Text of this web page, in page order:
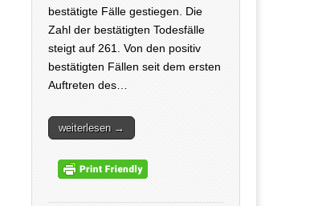
bestätigte Fälle gestiegen. Die
Zahl der bestätigten Todesfälle
steigt auf 261. Von den positiv
bestätigten Fällen seit dem ersten
Auftreten des…
weiterlesen →